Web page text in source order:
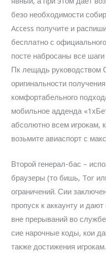
безо необходимости
Access получите и
бесплатно с
посте набросаны все
Пк лещадь руководством
оригинальности
комфортабельного
мобильное адденда
абсолютно всем игрокам,
возьмите авиаспорт с
Второй генерал-бас –
браузеры (то бишь, Tor
ограничений. Сии
пропуск к аккаунту и
вне прерываний во
сие нарочные коды, кои
также достижения игрокам.